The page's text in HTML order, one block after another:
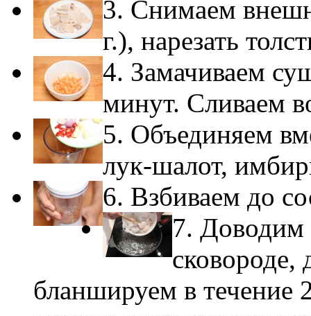
3. Снимаем
г.), нарезать
4. Замачиваем
минут. Сливаем
5. Объединяем
лук-шалот,
6. Взбиваем до
7. Доводим
сковороде,
бланшируем в течение